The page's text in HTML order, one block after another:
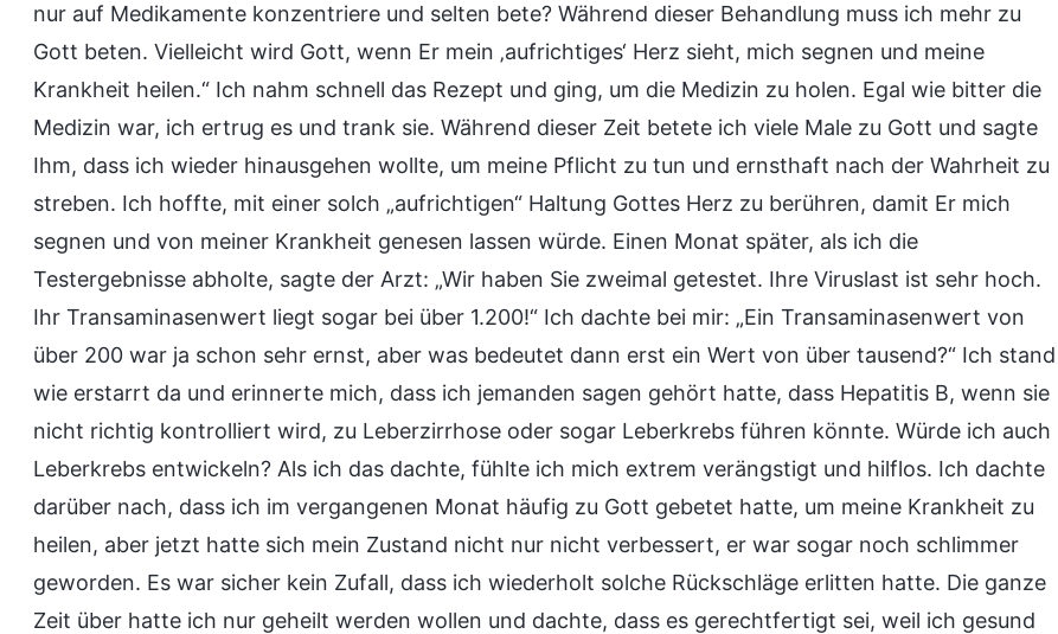
nur auf Medikamente konzentriere und selten bete? Während dieser Behandlung muss ich mehr zu
Gott beten. Vielleicht wird Gott, wenn Er mein ‚aufrichtiges‘ Herz sieht, mich segnen und meine
Krankheit heilen.“ Ich nahm schnell das Rezept und ging, um die Medizin zu holen. Egal wie bitter die
Medizin war, ich ertrug es und trank sie. Während dieser Zeit betete ich viele Male zu Gott und sagte
Ihm, dass ich wieder hinausgehen wollte, um meine Pflicht zu tun und ernsthaft nach der Wahrheit zu
streben. Ich hoffte, mit einer solch „aufrichtigen“ Haltung Gottes Herz zu berühren, damit Er mich
segnen und von meiner Krankheit genesen lassen würde. Einen Monat später, als ich die
Testergebnisse abholte, sagte der Arzt: „Wir haben Sie zweimal getestet. Ihre Viruslast ist sehr hoch.
Ihr Transaminasenwert liegt sogar bei über 1.200!“ Ich dachte bei mir: „Ein Transaminasenwert von
über 200 war ja schon sehr ernst, aber was bedeutet dann erst ein Wert von über tausend?“ Ich stand
wie erstarrt da und erinnerte mich, dass ich jemanden sagen gehört hatte, dass Hepatitis B, wenn sie
nicht richtig kontrolliert wird, zu Leberzirrhose oder sogar Leberkrebs führen könnte. Würde ich auch
Leberkrebs entwickeln? Als ich das dachte, fühlte ich mich extrem verängstigt und hilflos. Ich dachte
darüber nach, dass ich im vergangenen Monat häufig zu Gott gebetet hatte, um meine Krankheit zu
heilen, aber jetzt hatte sich mein Zustand nicht nur nicht verbessert, er war sogar noch schlimmer
geworden. Es war sicher kein Zufall, dass ich wiederholt solche Rückschläge erlitten hatte. Die ganze
Zeit über hatte ich nur geheilt werden wollen und dachte, dass es gerechtfertigt sei, weil ich gesund